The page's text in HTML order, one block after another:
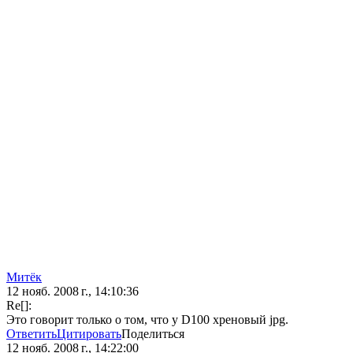
Митёк
12 нояб. 2008 г., 14:10:36
Re[]:
Это говорит только о том, что у D100 хреновый jpg.
ОтветитьЦитироватьПоделиться
12 нояб. 2008 г., 14:22:00